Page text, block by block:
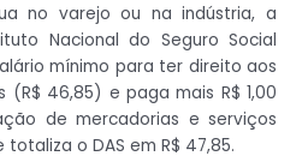
no varejo ou na indústria, a
Nacional do Seguro Social
mínimo para ter direito aos
(R$ 46,85) e paga mais R$ 1,00
de mercadorias e serviços
o DAS em R$ 47,85.